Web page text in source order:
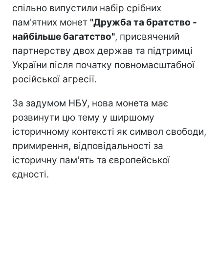
спільно випустили набір срібних
пам'ятних монет "Дружба та братство -
найбільше багатство", присвячений
партнерству двох держав та підтримці
України після початку повномасштабної
російської агресії.
За задумом НБУ, нова монета має
розвинути цю тему у ширшому
історичному контексті як символ свободи,
примирення, відповідальності за
історичну пам'ять та європейської
єдності.